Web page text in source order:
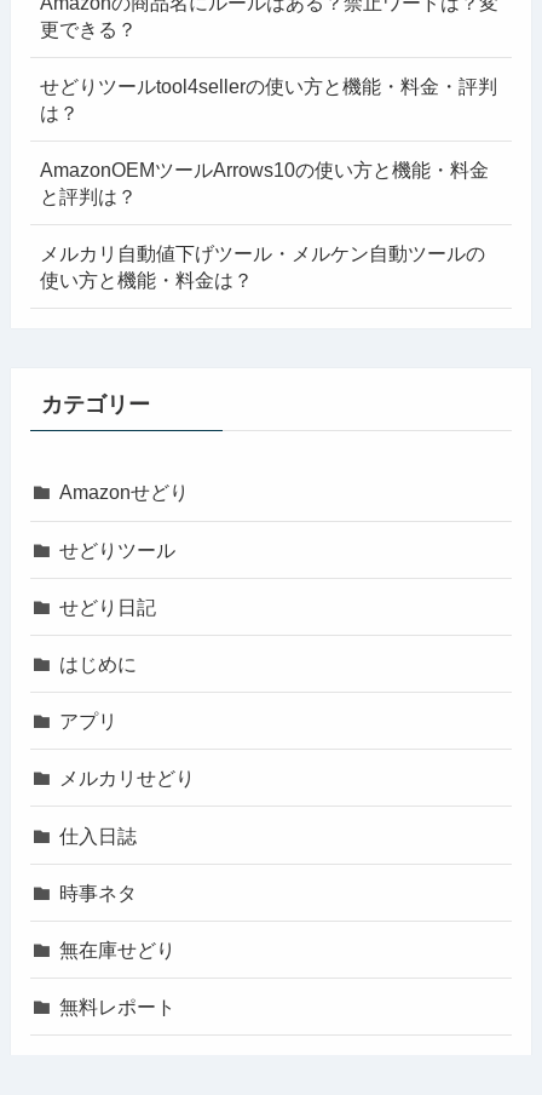
更できる？
せどりツールtool4sellerの使い方と機能・料金・評判
は？
AmazonOEMツールArrows10の使い方と機能・料金
と評判は？
メルカリ自動値下げツール・メルケン自動ツールの
使い方と機能・料金は？
カテゴリー
Amazonせどり
せどりツール
せどり日記
はじめに
アプリ
メルカリせどり
仕入日誌
時事ネタ
無在庫せどり
無料レポート